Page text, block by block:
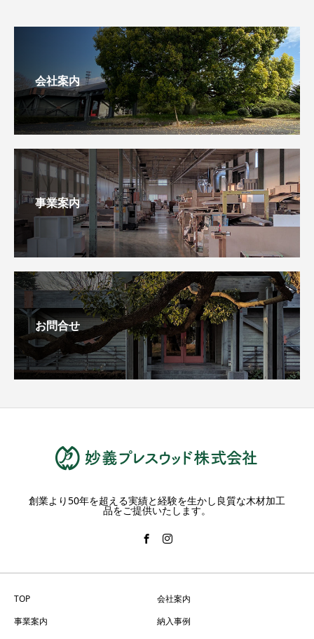
会社案内
事業案内
お問合せ
創業より50年を超える実績と経験を生かし良質な木材加工
品をご提供いたします。
TOP
会社案内
事業案内
納入事例